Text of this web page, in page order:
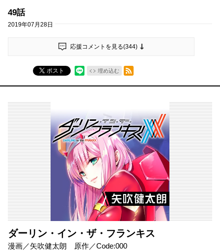
49話
2019年07月28日
応援コメントを見る(344)
ポスト 埋め込む
RSSフィード
ダーリン・イン・ザ・フランキス
漫画／矢吹健太朗 原作／Code:000